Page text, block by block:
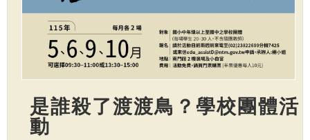
是誰殺了渡渡鳥？學校團體活
動